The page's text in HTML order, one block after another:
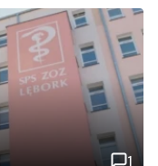
1
Oddziału